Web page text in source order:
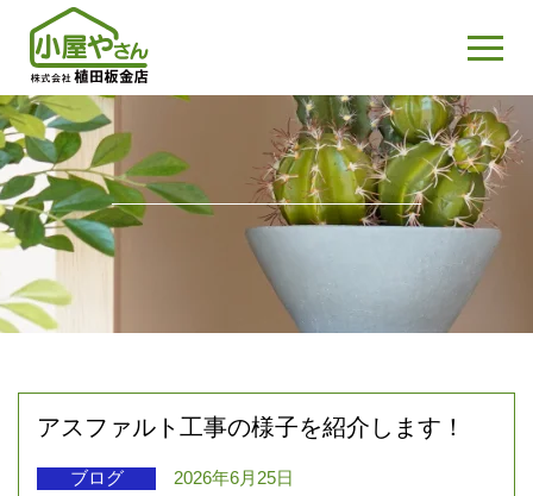
アスファルト工事の様子を紹介します！
ブログ 2026年6月25日